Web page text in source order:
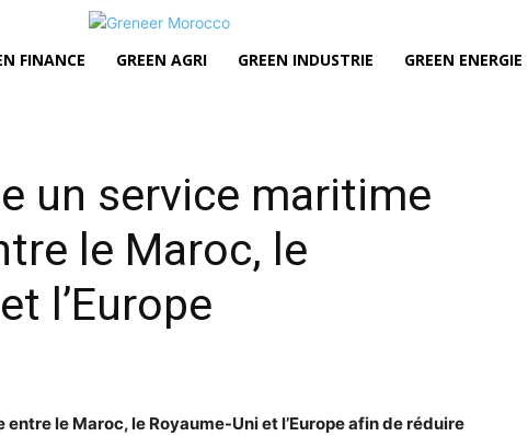
FINANCE GREEN AGRI GREEN INDUSTRIE GREEN ENERGIE
un service maritime
le Maroc, le
l’Europe
le Maroc, le Royaume-Uni et l’Europe afin de réduire